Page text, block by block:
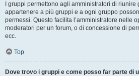
I gruppi permettono agli amministratori di
appartenere a più gruppi e a ogni gruppo
permessi. Questo facilita l’amministratore nelle
moderatori per un forum, o di concessione di
ecc.
Top
Dove trovo i gruppi e come posso far parte di